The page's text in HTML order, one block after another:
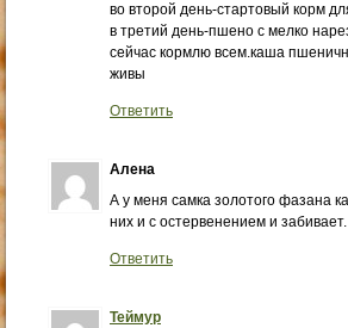
во второй день-стартовый корм
в третий день-пшено с мелко
сейчас кормлю всем.каша
живы
Ответить
Алена
А у меня самка золотого фазана
них и с остервенением и
Ответить
Теймур